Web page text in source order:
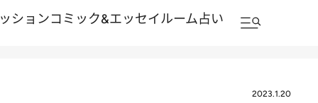
ションコミック&エッセイルーム占い
2023.1.20